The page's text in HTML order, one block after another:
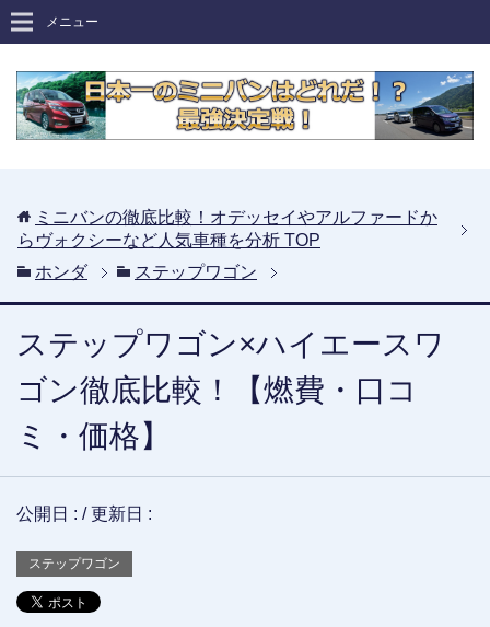
メニュー
ミニバンの徹底比較！オデッセイやアルファードか
らヴォクシーなど人気車種を分析 TOP
ホンダ
ステップワゴン
ステップワゴン×ハイエースワ
ゴン徹底比較！【燃費・口コ
ミ・価格】
公開日 : / 更新日 :
ステップワゴン